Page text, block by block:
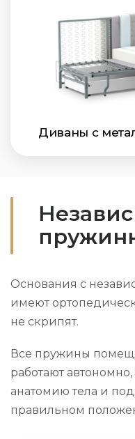
Диваны с
Основания с
имеют
не скрипят.
Все пружины
работают автономно,
анатомию тела и
правильном